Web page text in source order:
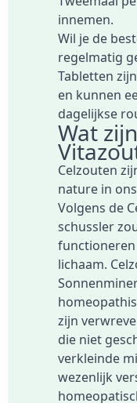
innemen.
Wil je de
regelmatig
Tabletten
en kunnen
dagelijkse
Wat zijn
Celzouten
nature in
Volgens de
schussler
functioneren
lichaam.
zijn
die niet
verkleinde
wezenlijk